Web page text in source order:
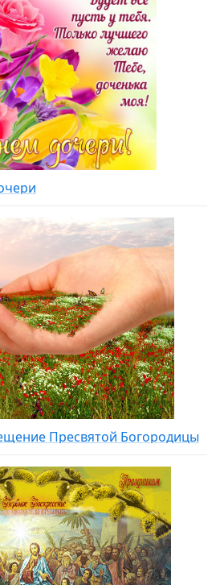
Пресвятой Богородицы